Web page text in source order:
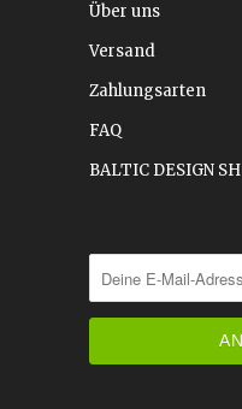
Über uns
Versand
Zahlungsarten
FAQ
BALTIC DESIGN